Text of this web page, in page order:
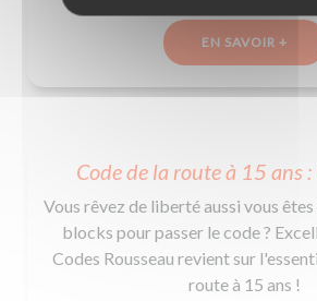
EN SAVOIR +
Code de la route à 15 ans
Vous rêvez de liberté aussi vous
blocks pour passer le code ?
Codes Rousseau revient sur
route à 15 ans !